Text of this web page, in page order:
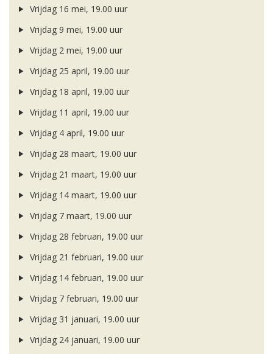
Vrijdag 16 mei, 19.00 uur
Vrijdag 9 mei, 19.00 uur
Vrijdag 2 mei, 19.00 uur
Vrijdag 25 april, 19.00 uur
Vrijdag 18 april, 19.00 uur
Vrijdag 11 april, 19.00 uur
Vrijdag 4 april, 19.00 uur
Vrijdag 28 maart, 19.00 uur
Vrijdag 21 maart, 19.00 uur
Vrijdag 14 maart, 19.00 uur
Vrijdag 7 maart, 19.00 uur
Vrijdag 28 februari, 19.00 uur
Vrijdag 21 februari, 19.00 uur
Vrijdag 14 februari, 19.00 uur
Vrijdag 7 februari, 19.00 uur
Vrijdag 31 januari, 19.00 uur
Vrijdag 24 januari, 19.00 uur